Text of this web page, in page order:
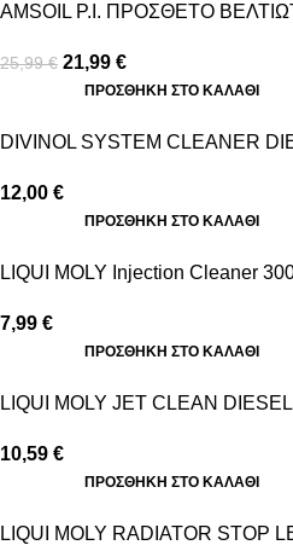
AMSOIL P.I. ΠΡΟΣΘΕΤΟ
25,99€ 21,99 €
ΠΡΟΣΘΉΚΗ ΣΤΟ ΚΑΛΆΘΙ
DIVINOL SYSTEM CLEANER
12,00 €
ΠΡΟΣΘΉΚΗ ΣΤΟ ΚΑΛΆΘΙ
LIQUI MOLY Injection Cleaner
7,99 €
ΠΡΟΣΘΉΚΗ ΣΤΟ ΚΑΛΆΘΙ
LIQUI MOLY JET CLEAN
10,59 €
ΠΡΟΣΘΉΚΗ ΣΤΟ ΚΑΛΆΘΙ
LIQUI MOLY RADIATOR STOP